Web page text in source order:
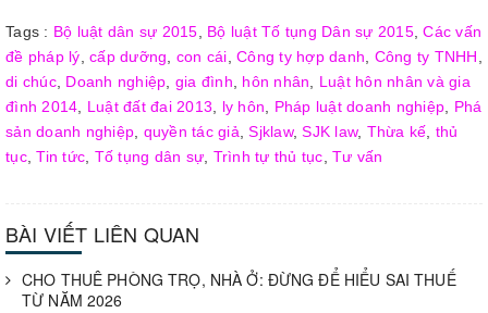
Tags : Bộ luật dân sự 2015 Bộ luật Tố tụng Dân sự 2015,Các vấn
đề pháp lý cấp dưỡng con cái Công ty hợp danh Công ty TNHH
di chúc, Doanh nghiệp gia đình hôn nhân
Luật hôn nhân và gia
đình 2014
Luật đất đai 2013 ly hôn Pháp luật doanh nghiệp
Phá
sản doanh nghiệp quyền tác giả ,Sjklaw,SJK law, Thừa kế thủ
tục,Tin tức Tố tụng dân sự Trình tự thủ tục Tư vấn
BÀI VIẾT LIÊN QUAN
CHO THUÊ PHÒNG TRỌ, NHÀ Ở: ĐỪNG ĐỂ HIỂU SAI THUẾ
TỪ NĂM 2026